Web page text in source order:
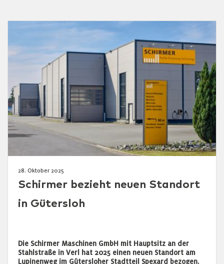
28. Oktober 2025
Schirmer bezieht neuen Standort
in Gütersloh
Die Schirmer Maschinen GmbH mit Hauptsitz an der
Stahlstraße in Verl hat 2025 einen neuen Standort am
Lupinenweg im Gütersloher Stadtteil Spexard bezogen.